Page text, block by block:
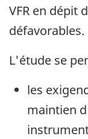
VFR en dépit
défavorables.
L'étude se
les
maintien